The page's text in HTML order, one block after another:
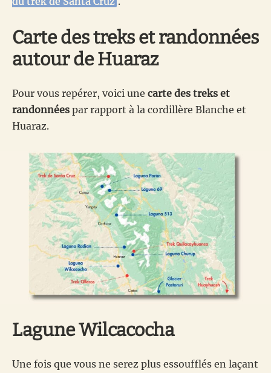
Carte des treks et randonnées
autour de Huaraz
Pour vous repérer, voici une carte des treks et
randonnées par rapport à la cordillère Blanche et
Huaraz.
Lagune Wilcacocha
Une fois que vous ne serez plus essoufflés en laçant